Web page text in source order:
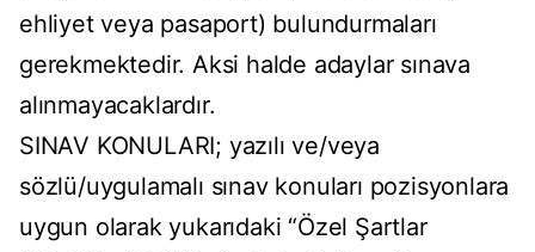
ehliyet veya pasaport) bulundurmaları
gerekmektedir. Aksi halde adaylar sınava
alınmayacaklardır.
SINAV KONULARI; yazılı ve/veya
sözlü/uygulamalı sınav konuları pozisyonlara
uygun olarak yukarıdaki “Özel Şartlar